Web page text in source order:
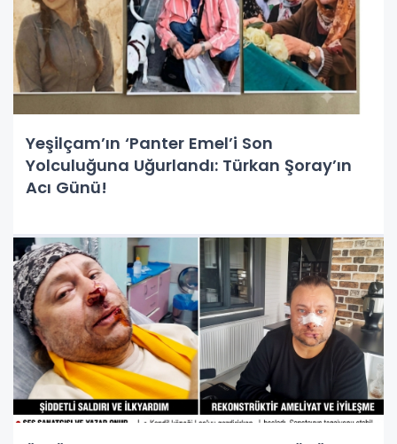
Yeşilçam’ın ‘Panter Emel’i Son
Yolculuğuna Uğurlandı: Türkan Şoray’ın
Acı Günü!